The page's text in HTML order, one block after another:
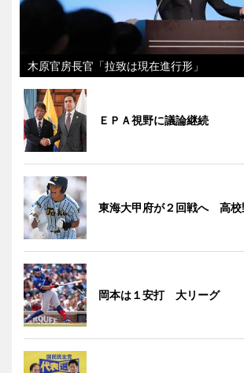
木原官房長官「拉致は現在進行形」
ＥＰＡ視野に議論継続
東海大甲府が２回戦へ 高校
岡本は１安打 大リーグ